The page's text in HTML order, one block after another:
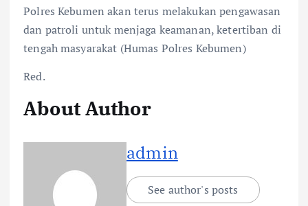
Polres Kebumen akan terus melakukan pengawasan
dan patroli untuk menjaga keamanan, ketertiban di
tengah masyarakat (Humas Polres Kebumen)
Red.
About Author
admin
See author's posts